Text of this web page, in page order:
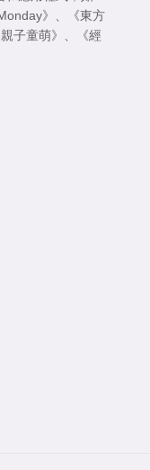
》
《東方
子童萌》
《經